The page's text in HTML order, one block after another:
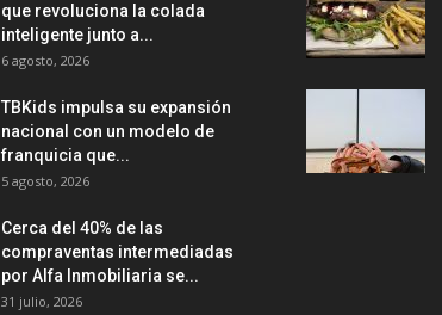
que revoluciona la colada
inteligente junto a...
6 agosto, 2026
TBKids impulsa su expansión
nacional con un modelo de
franquicia que...
5 agosto, 2026
Cerca del 40% de las
compraventas intermediadas
por Alfa Inmobiliaria se...
31 julio, 2026